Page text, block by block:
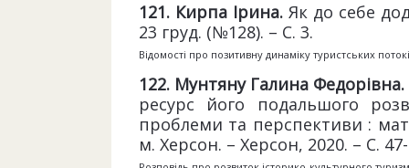
121. Кирпа Ірина. Як до себе
23 груд. (№128). – С. 3.
Відомості про позитивну динаміку туристських
122. Мунтяну Галина Федорівна.
ресурс його подальшого
проблеми та перспективи :
м. Херсон. – Херсон, 2020. – С.